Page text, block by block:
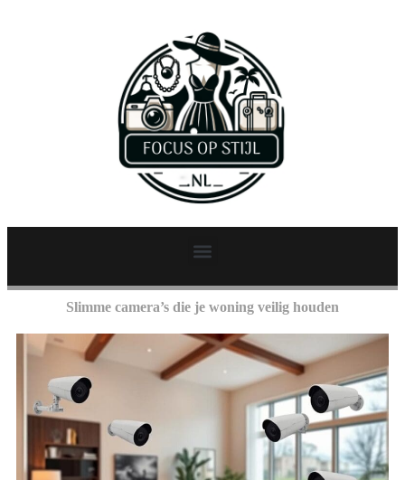
Slimme camera’s die je woning veilig houden